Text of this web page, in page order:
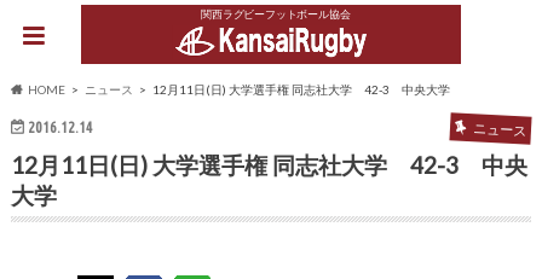
関西ラグビーフットボール協会
HOME ニュース 12月11日(日) 大学選手権 同志社大学 42-3 中央大学
2016.12.14 ニュース
12月11日(日) 大学選手権 同志社大学 42-3 中央
大学